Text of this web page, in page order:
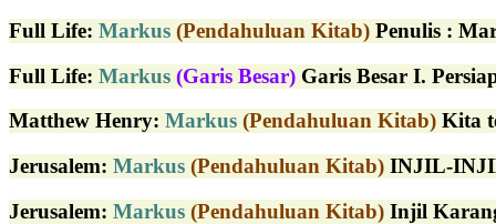
Full Life: Markus (Pendahuluan Kitab) Penulis :
Full Life: Markus (Garis Besar) Garis Besar I.
Matthew Henry: Markus (Pendahuluan Kitab) Kita
Jerusalem: Markus (Pendahuluan Kitab) INJIL-
Jerusalem: Markus (Pendahuluan Kitab) Injil